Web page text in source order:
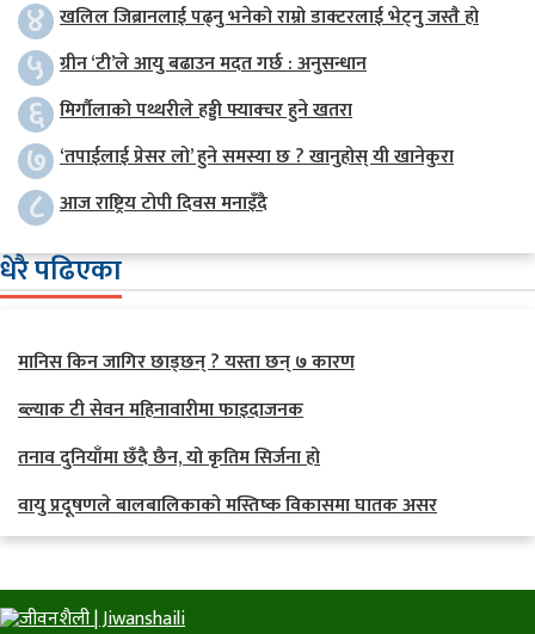
४ खलिल जिब्रानलाई पढ्नु भनेको राम्रो डाक्टरलाई भेट्नु जस्तै हो
५ ग्रीन ‘टी’ले आयु बढाउन मदत गर्छ : अनुसन्धान
६ मिर्गौलाको पथ्थरीले हड्डी फ्याक्चर हुने खतरा
७ ‘तपाईलाई प्रेसर लो’ हुने समस्या छ ? खानुहोस् यी खानेकुरा
८ आज राष्ट्रिय टोपी दिवस मनाइँदै
धेरै पढिएका
मानिस किन जागिर छाड्छन् ? यस्ता छन् ७ कारण
ब्ल्याक टी सेवन महिनावारीमा फाइदाजनक
तनाव दुनियाँमा छँदै छैन, यो कृतिम सिर्जना हो
वायु प्रदूषणले बालबालिकाको मस्तिष्क विकासमा घातक असर